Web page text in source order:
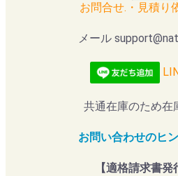
お問合せ.・見積り
メール
共通在庫のため在
お問い合わせのヒ
【適格請求書発